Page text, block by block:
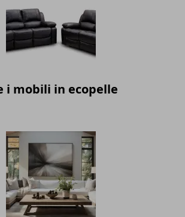
i mobili in ecopelle